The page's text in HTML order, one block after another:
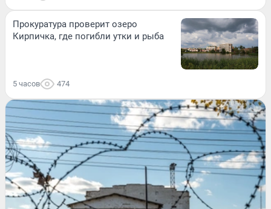
Прокуратура проверит озеро
Кирпичка, где погибли утки и рыба
5 часов 474